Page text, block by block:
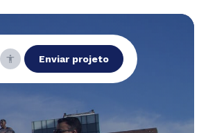
Enviar projeto